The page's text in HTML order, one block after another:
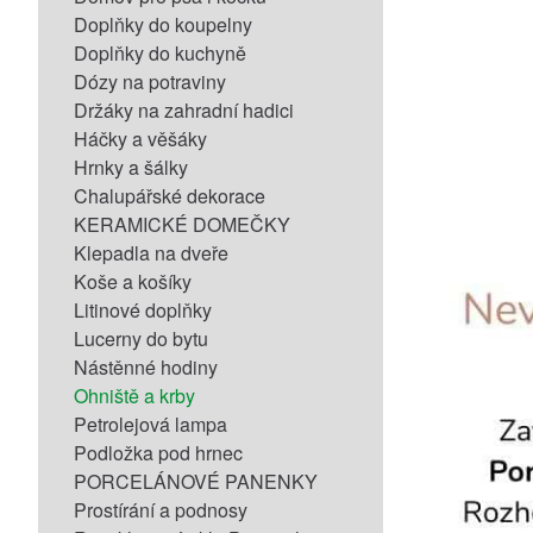
Doplňky do koupelny
Doplňky do kuchyně
Dózy na potraviny
Držáky na zahradní hadici
Háčky a věšáky
Hrnky a šálky
Chalupářské dekorace
KERAMICKÉ DOMEČKY
Klepadla na dveře
Koše a košíky
Litinové doplňky
Lucerny do bytu
Nástěnné hodiny
Ohniště a krby
Petrolejová lampa
Podložka pod hrnec
PORCELÁNOVÉ PANENKY
Prostírání a podnosy